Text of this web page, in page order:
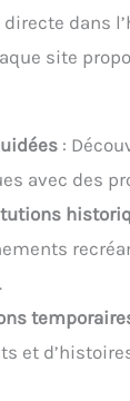
dans
site
:
avec des
et